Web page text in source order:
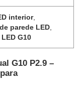
interior,
parede LED
G10
G10 P2.9 –